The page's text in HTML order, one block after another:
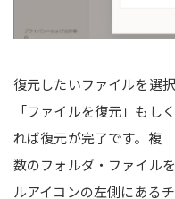
復元したいファイルを選
「ファイルを復元」もし
れば復元が完了です。複
数のフォルダ・ファイル
ルアイコンの左側にある